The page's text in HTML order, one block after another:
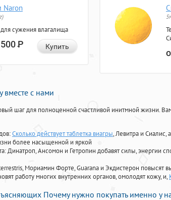
Naron
сужения влагалища
Р Купить
вместе с нами
шаг для полноценной счастливой инитмной жизни.
Сколько действует таблетка виагры, Левитра и Сиалис,
более насыщенной и яркой
: Динатроп, Ансомон и Гетропин добавят силы, энергии
Мориамин Форте, Guarana и Экдистерон повысят
работу многих внутренних органов, омолодят кожу, и,
Почему нужно покупать именно у